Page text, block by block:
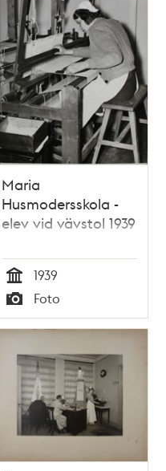
Maria
Husmodersskola -
elev vid vävstol 1939
Tid
1939
Typ
Foto